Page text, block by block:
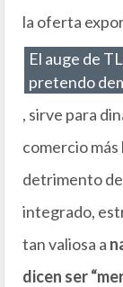
la oferta
El auge de
pretendo
, sirve para
comercio más
detrimento
integrado,
tan valiosa a
dicen ser